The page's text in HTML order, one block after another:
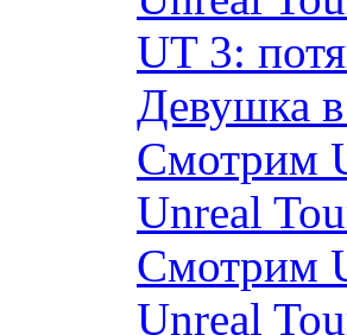
UT 3:
Девушка
Смотрим
Unreal
Смотрим
Unreal